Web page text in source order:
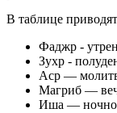
В таблице
Фаджр -
Зухр -
Аср —
Магриб —
Иша —